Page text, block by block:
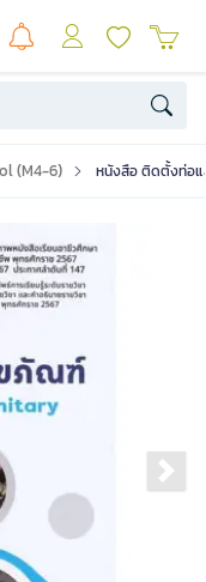
(M4-6) หนังสือ ติดตั้งท่อแ